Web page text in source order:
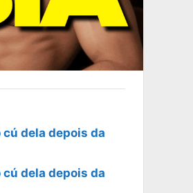
dela depois da
dela depois da